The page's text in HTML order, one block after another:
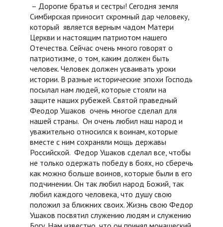
– Дорогие братья и сестры! Сегодня земля
Симбирская приносит скромный дар человеку,
который является верным чадом Матери
Церкви и настоящим патриотом нашего
Отечества. Сейчас очень много говорят о
патриотизме, о том, каким должен быть
человек. Человек должен усваивать уроки
истории. В разные исторические эпохи Господь
посылал нам людей, которые стояли на
защите наших рубежей. Святой праведный
Феодор Ушаков очень многое сделал для
нашей страны. Он очень любил наш народ и
уважительно относился к воинам, которые
вместе с ним сохраняли мощь державы
Российской. Федор Ушаков сделал все, чтобы
не только одержать победу в боях, но сберечь
как можно больше воинов, которые были в его
подчинении. Он так любил народ Божий, так
любил каждого человека, что душу свою
положил за ближних своих. Жизнь свою Федор
Ушаков посвятил служению людям и служению